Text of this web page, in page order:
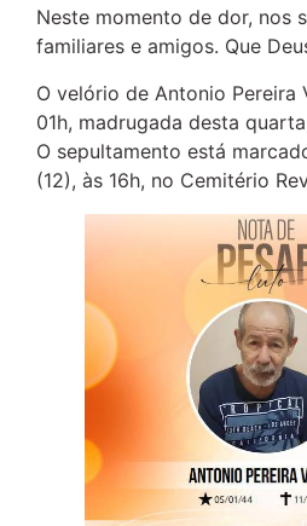
Neste momento de dor, nos
familiares e amigos. Que
O velório de Antonio Pereira
01h, madrugada desta
O sepultamento está
(12), às 16h, no Cemitério